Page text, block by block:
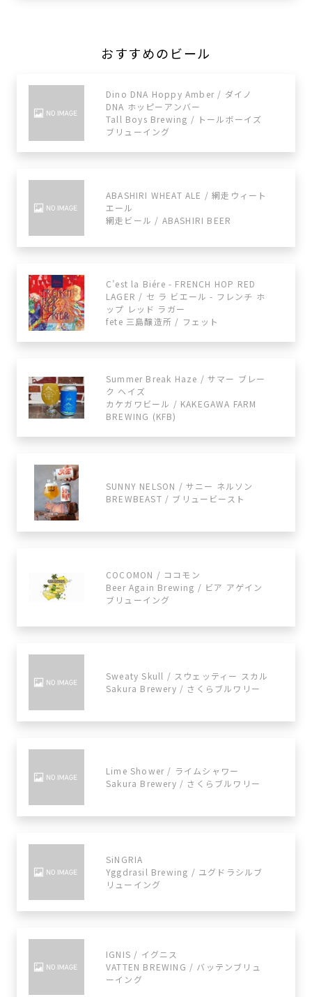
おすすめのビール
Dino DNA Hoppy Amber / ダイノ
DNA ホッピーアンバー
Tall Boys Brewing / トールボーイズ
ブリューイング
ABASHIRI WHEAT ALE / 網走ウィート
エール
網走ビール / ABASHIRI BEER
C’est la Biére - FRENCH HOP RED
LAGER / セ ラ ビエール - フレンチ ホ
ップ レッド ラガー
fete 三島醸造所 / フェット
Summer Break Haze / サマー ブレー
ク ヘイズ
カケガワビール / KAKEGAWA FARM
BREWING (KFB)
SUNNY NELSON / サニー ネルソン
BREWBEAST / ブリュービースト
COCOMON / ココモン
Beer Again Brewing / ビア アゲイン
ブリューイング
Sweaty Skull / スウェッティー スカル
Sakura Brewery / さくらブルワリー
Lime Shower / ライムシャワー
Sakura Brewery / さくらブルワリー
SiNGRIA
Yggdrasil Brewing / ユグドラシルブ
リューイング
IGNIS / イグニス
VATTEN BREWING / バッテンブリュ
ーイング